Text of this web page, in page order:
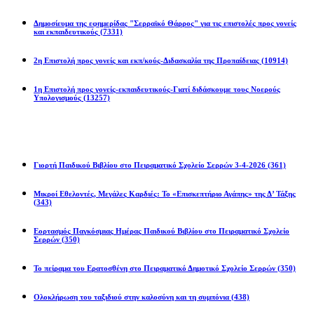
Δημοσίευμα της εφημερίδας "Σερραϊκό Θάρρος" για τις επιστολές προς γονείς
και εκπαιδευτικούς (7331)
2η Eπιστολή προς γονείς και εκπ/κούς-Διδασκαλία της Προπαίδειας (10914)
1η Επιστολή προς γονείς-εκπαιδευτικούς-Γιατί διδάσκουμε τους Νοερούς
Υπολογισμούς (13257)
Γιορτή Παιδικού Βιβλίου στο Πειραματικό Σχολείο Σερρών 3-4-2026 (361)
Μικροί Εθελοντές, Μεγάλες Καρδιές: Το «Επισκεπτήριο Αγάπης» της Δ’ Τάξης
(343)
Εορτασμός Παγκόσμιας Ημέρας Παιδικού Βιβλίου στο Πειραματικό Σχολείο
Σερρών (350)
Το πείραμα του Ερατοσθένη στο Πειραματικό Δημοτικό Σχολείο Σερρών (350)
Ολοκλήρωση του ταξιδιού στην καλοσύνη και τη συμπόνια (438)